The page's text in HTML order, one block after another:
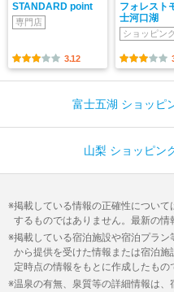
STANDARD point
専門店
3.12
フォレスト
士河口湖
ショッピン
富士五湖 ショッピ
山梨 ショッピン
掲載している情報の正確性につい
するものではありません。最新の情
掲載している宿泊施設や宿泊プラ
から提供を受けた情報または宿泊
定時点の情報をもとに作成したもの
温泉の有無、泉質等の詳細情報は